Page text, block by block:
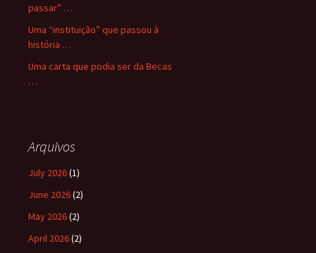
passar” …
Uma “instituição” que passou à
história …
Uma carta que podia ser da Becas
…
Arquivos
July 2026(1)
June 2026(2)
May 2026(2)
April 2026(2)